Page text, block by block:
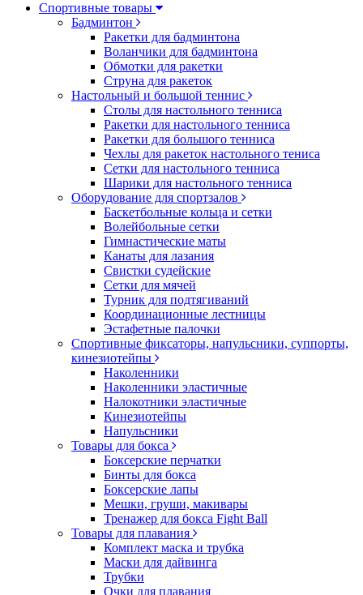
Спортивные товары
Бадминтон
Ракетки для бадминтона
Воланчики для бадминтона
Обмотки для ракетки
Струна для ракеток
Настольный и большой теннис
Столы для настольного тенниса
Ракетки для настольного тенниса
Ракетки для большого тенниса
Чехлы для ракеток настольного тениса
Сетки для настольного тенниса
Шарики для настольного тенниса
Оборудование для спортзалов
Баскетбольные кольца и сетки
Волейбольные сетки
Гимнастические маты
Канаты для лазания
Свистки судейские
Сетки для мячей
Турник для подтягиваний
Координационные лестницы
Эстафетные палочки
Спортивные фиксаторы, напульсники, суппорты,
кинезиотейпы
Наколенники
Наколенники эластичные
Налокотники эластичные
Кинезиотейпы
Напульсники
Товары для бокса
Боксерские перчатки
Бинты для бокса
Боксерские лапы
Мешки, груши, макивары
Тренажер для бокса Fight Ball
Товары для плавания
Комплект маска и трубка
Маски для дайвинга
Трубки
Очки для плавания